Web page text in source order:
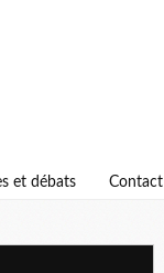
et débats Contact